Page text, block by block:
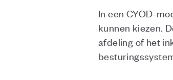
In een CYOD-
kunnen kiezen.
afdeling of het